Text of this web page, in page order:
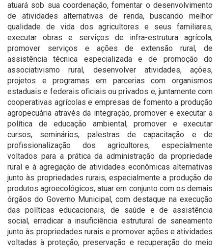
atuará sob sua coordenação, fomentar o desenvolvimento
de atividades alternativas de renda, buscando melhor
qualidade de vida dos agricultores e seus familiares,
executar obras e serviços de infra-estrutura agrícola,
promover serviços e ações de extensão rural, de
assistência técnica especializada e de promoção do
associativismo rural, desenvolver atividades, ações,
projetos e programas em parcerias com organismos
estaduais e federais oficiais ou privados e, juntamente com
cooperativas agrícolas e empresas de fomento a produção
agropecuária através da integração, promover e executar a
política de educação ambiental, promover e executar
cursos, seminários, palestras de capacitação e de
profissionalização dos agricultores, especialmente
voltados para a prática da administração da propriedade
rural e à agregação de atividades econômicas alternativas
junto às propriedades rurais, especialmente a produção de
produtos agroecológicos, atuar em conjunto com os demais
órgãos do Governo Municipal, com destaque na execução
das políticas educacionais, de saúde e de assistência
social, erradicar a insuficiência estrutural de saneamento
junto às propriedades rurais e promover ações e atividades
voltadas à proteção, preservação e recuperação do meio